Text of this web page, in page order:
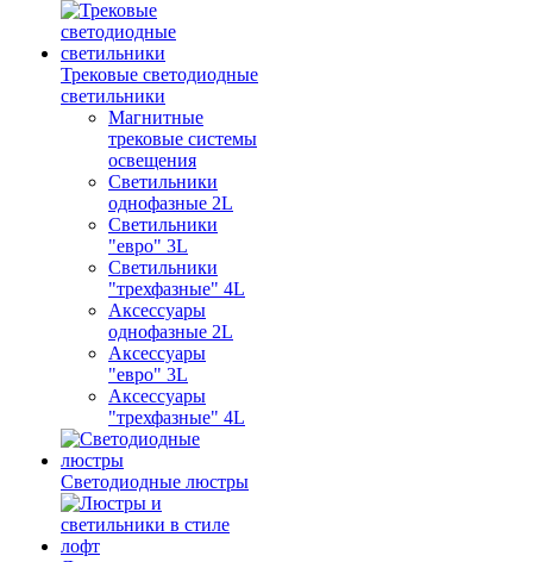
Трековые светодиодные
светильники
Магнитные
трековые системы
освещения
Светильники
однофазные 2L
Светильники
"евро" 3L
Светильники
"трехфазные" 4L
Аксессуары
однофазные 2L
Аксессуары
"евро" 3L
Аксессуары
"трехфазные" 4L
Светодиодные люстры